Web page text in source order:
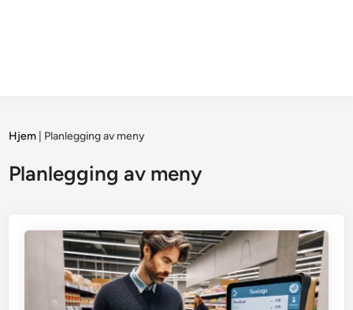
Hjem Planlegging av meny
Planlegging av meny